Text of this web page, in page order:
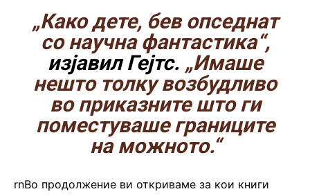
„Како дете, бев опседнат
со научна фантастика“,
изјавил Гејтс. „Имаше
нешто толку возбудливо
во приказните што ги
поместуваше границите
на можното.“
rnВо продолжение ви откриваме за кои книги